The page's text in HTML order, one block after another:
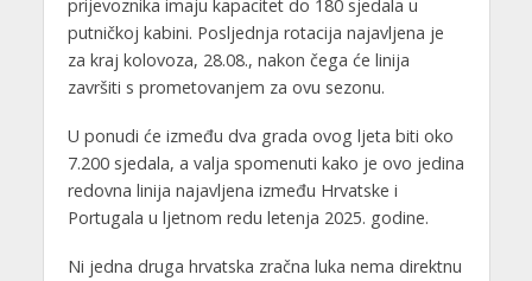
prijevoznika imaju kapacitet do 180 sjedala u
putničkoj kabini. Posljednja rotacija najavljena je
za kraj kolovoza, 28.08., nakon čega će linija
završiti s prometovanjem za ovu sezonu.
U ponudi će između dva grada ovog ljeta biti oko
7.200 sjedala, a valja spomenuti kako je ovo jedina
redovna linija najavljena između Hrvatske i
Portugala u ljetnom redu letenja 2025. godine.
Ni jedna druga hrvatska zračna luka nema direktnu